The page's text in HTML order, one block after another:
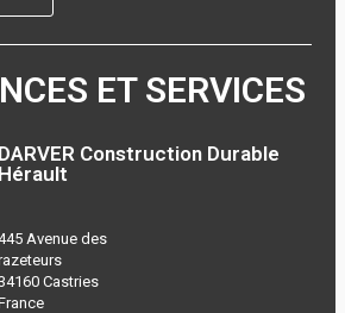
ET SERVICES
DARVER Construction Durable
Hérault
Avenue des
Castries